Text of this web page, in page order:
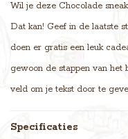
Wil je deze Chocolade
Dat kan! Geef in de laatste
doen er gratis een leuk
gewoon de stappen van het
veld om je tekst door te
Specificaties